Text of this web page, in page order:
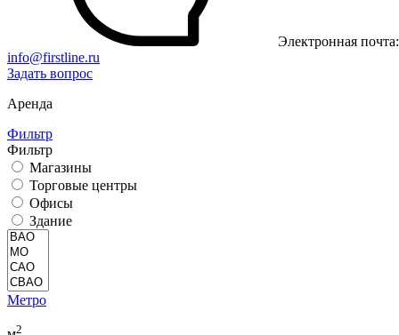
Электронная почта:
info@firstline.ru
Задать вопрос
Аренда
Фильтр
Фильтр
Магазины
Торговые центры
Офисы
Здание
Метро
2